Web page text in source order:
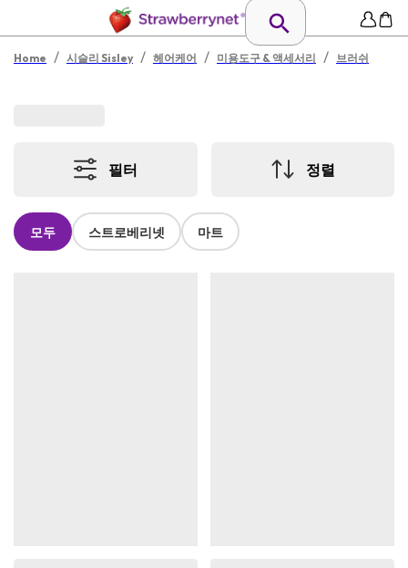
Home / 시슬리 Sisley / 헤어케어 / 미용도구 & 액세서리 / 브러쉬
필터 정렬
모두 스트로베리넷 마트